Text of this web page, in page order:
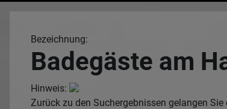
Bezeichnung:
Badegäste am
Hinweis:
Zurück zu den Suchergebnissen gelangen